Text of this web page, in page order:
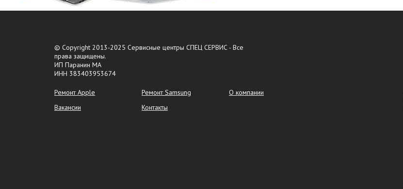
© Copyright 2013-2025 Сервисные центры СПЕЦ СЕРВИС - Все
права защищены.
ИП Паранин МА
ИНН 383403953674
Ремонт Apple Ремонт Samsung
О компании
Вакансии
Контакты